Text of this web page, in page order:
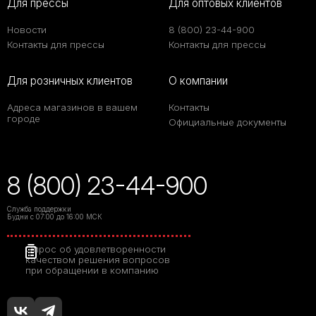
Для прессы
Новости
Контакты для прессы
Для оптовых клиентов
8 (800) 23-44-900
Контакты для прессы
Для розничных клиентов
Адреса магазинов в вашем
городе
О компании
Контакты
Официальные документы
8 (800) 23-44-900
Служба поддержки
Будни с 07:00 до 16:00 МСК
Опрос об удовлетворенности
качеством решения вопросов
при обращении в компанию